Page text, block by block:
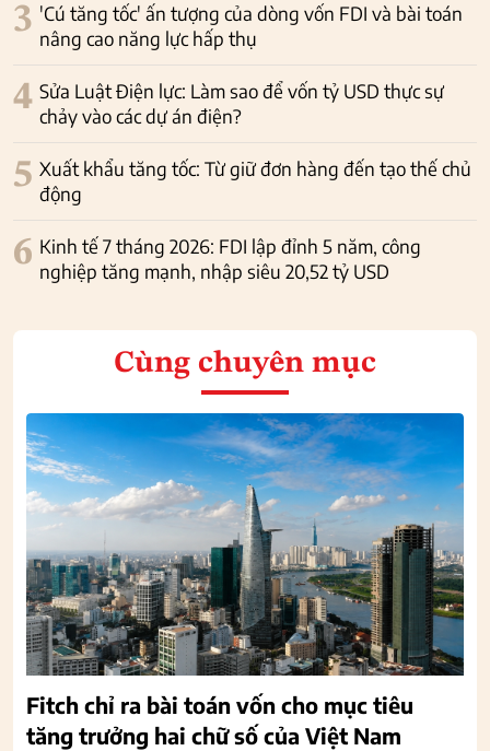
3 'Cú tăng tốc' ấn tượng của dòng vốn FDI và bài toán
nâng cao năng lực hấp thụ
4 Sửa Luật Điện lực: Làm sao để vốn tỷ USD thực sự
chảy vào các dự án điện?
5 Xuất khẩu tăng tốc: Từ giữ đơn hàng đến tạo thế chủ
động
6 Kinh tế 7 tháng 2026: FDI lập đỉnh 5 năm, công
nghiệp tăng mạnh, nhập siêu 20,52 tỷ USD
Cùng chuyên mục
Fitch chỉ ra bài toán vốn cho mục tiêu
tăng trưởng hai chữ số của Việt Nam